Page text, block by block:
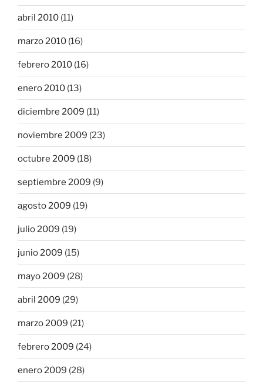
abril 2010 (11)
marzo 2010 (16)
febrero 2010 (16)
enero 2010 (13)
diciembre 2009 (11)
noviembre 2009 (23)
octubre 2009 (18)
septiembre 2009 (9)
agosto 2009 (19)
julio 2009 (19)
junio 2009 (15)
mayo 2009 (28)
abril 2009 (29)
marzo 2009 (21)
febrero 2009 (24)
enero 2009 (28)